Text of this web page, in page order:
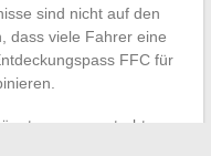
sind nicht auf den
dass viele Fahrer eine
FFC für
vom angestrebten